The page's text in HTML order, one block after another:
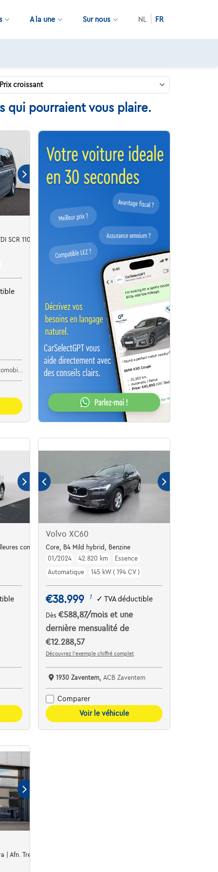
A la une Sur nous NL FR
qui pourraient vous plaire.
SCR 110 kW / 150 ch DSG7
Audi
conditions !
Volvo XC60
Core, B4 Mild hybrid, Benzine
01/2024
42.820 km
Essence
Automatique
145 kW ( 194 CV )
€38.999 1 ✓TVA déductible
Dès€588,87/moiset une
dernière mensualité de
€12.288,57
Découvrez l’exemple chiffré complet
1930 Zaventem, ACB Zaventem
Comparer
Voir le véhicule
| Afn. Trekhaak | All season | Camera | Navi | Airco | ...